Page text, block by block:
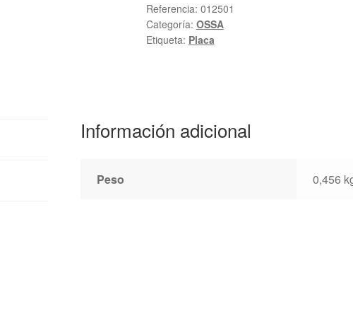
Referencia: 012501
Categoría: OSSA
Etiqueta: Placa
Información adicional
Peso 0,456